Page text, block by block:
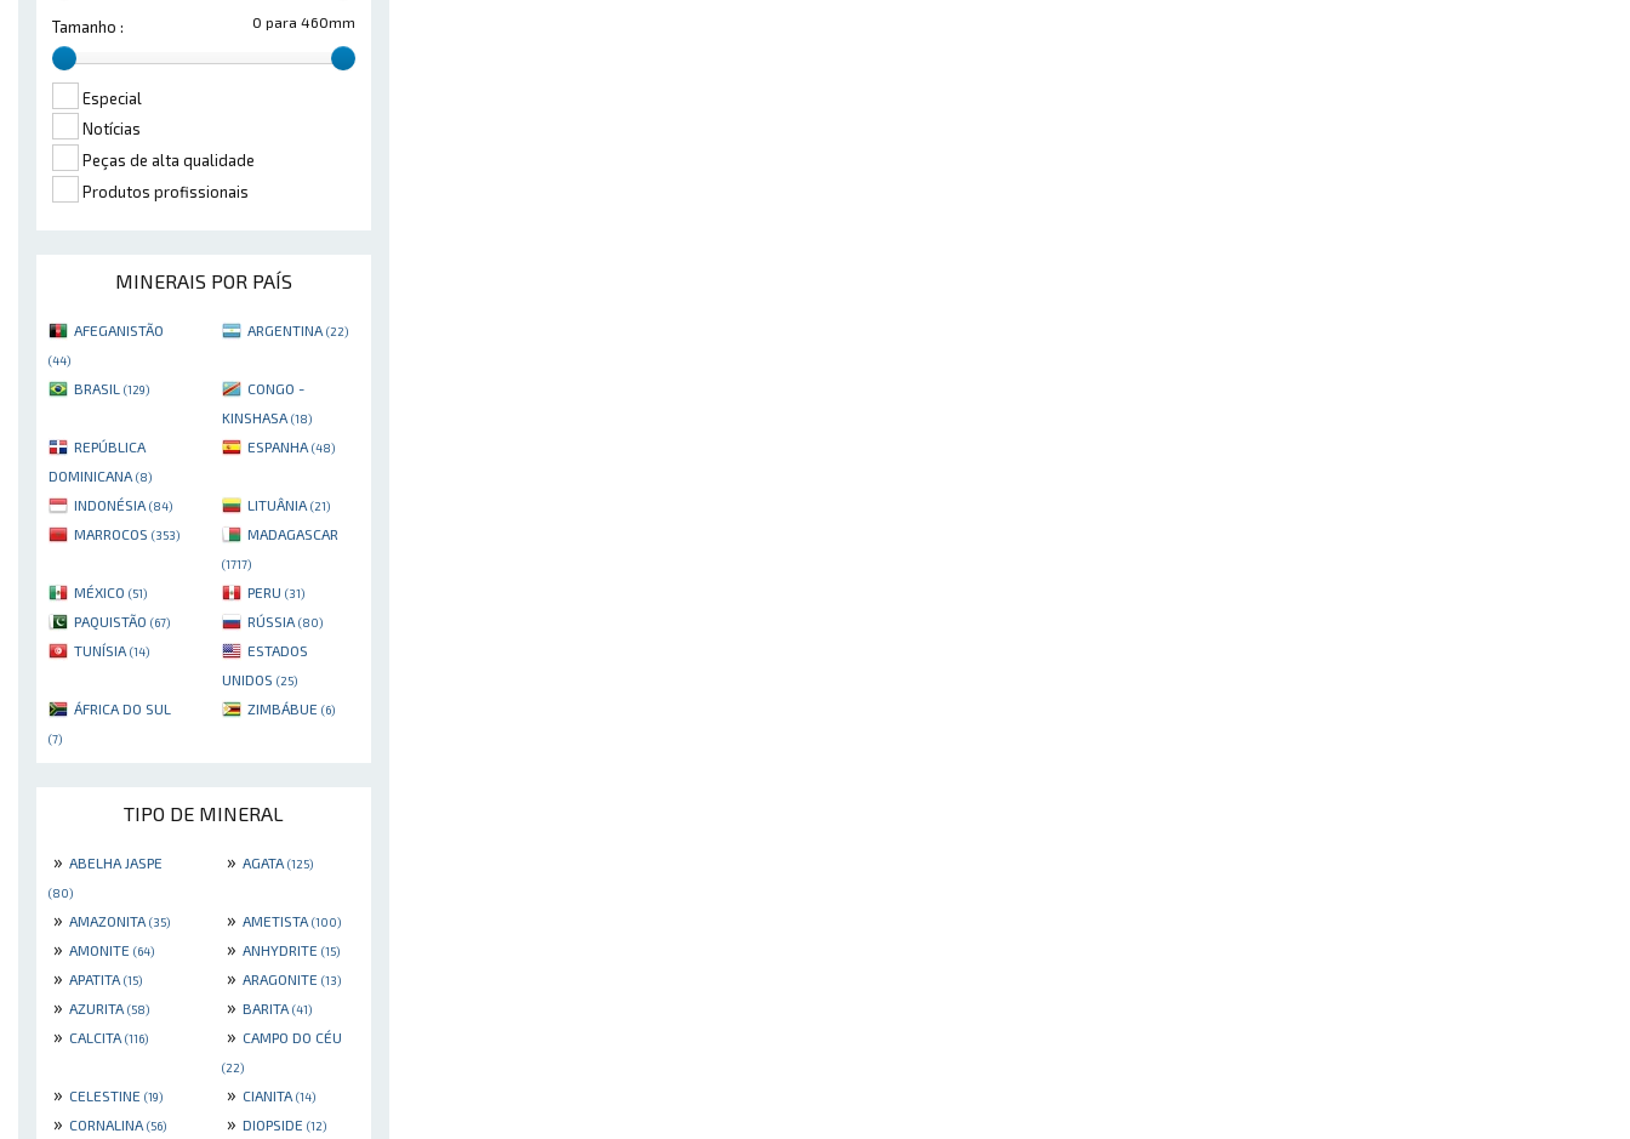
0 para 460mm
Tamanho :
Especial
Notícias
Peças de alta qualidade
Produtos profissionais
MINERAIS POR PAÍS
AFEGANISTÃO
(44)
ARGENTINA (22)
BRASIL (129)
CONGO -
KINSHASA (18)
REPÚBLICA
DOMINICANA (8)
ESPANHA (48)
INDONÉSIA (84) LITUÂNIA (21)
MARROCOS (353) MADAGASCAR
(1717)
MÉXICO (51) PERU (31)
PAQUISTÃO (67) RÚSSIA (80)
TUNÍSIA (14)
ESTADOS
UNIDOS (25)
ÁFRICA DO SUL
(7)
ZIMBÁBUE (6)
TIPO DE MINERAL
» ABELHA JASPE
(80)
» AGATA (125)
» AMAZONITA (35) » AMETISTA (100)
» AMONITE (64) » ANHYDRITE (15)
» APATITA (15) » ARAGONITE (13)
» AZURITA (58) » BARITA (41)
» CALCITA (116) » CAMPO DO CÉU
(22)
» CELESTINE (19) » CIANITA (14)
» CORNALINA (56) » DIOPSIDE (12)